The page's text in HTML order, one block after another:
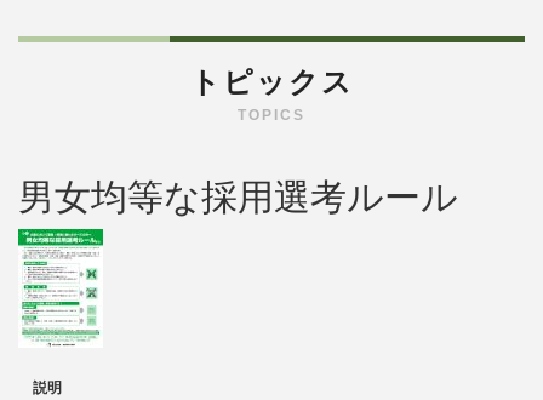
トピックス
TOPICS
男女均等な採用選考ルール
説明